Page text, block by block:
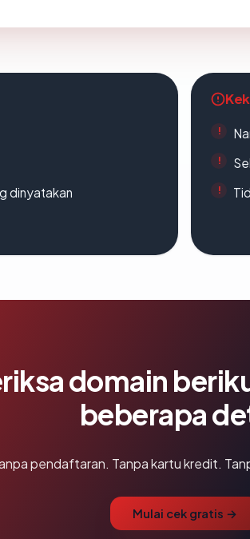
dinyatakan
domain
beberapa
pendaftaran. Tanpa kartu kredit.
Mulai cek gratis →